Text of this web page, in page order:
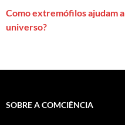
Como extremófilos ajudam
universo?
SOBRE A COMCIÊNCIA